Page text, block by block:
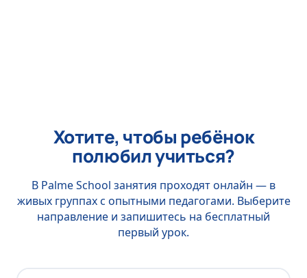
Хотите, чтобы ребёнок
полюбил учиться?
В Palme School занятия проходят онлайн — в
живых группах с опытными педагогами. Выберите
направление и запишитесь на бесплатный
первый урок.